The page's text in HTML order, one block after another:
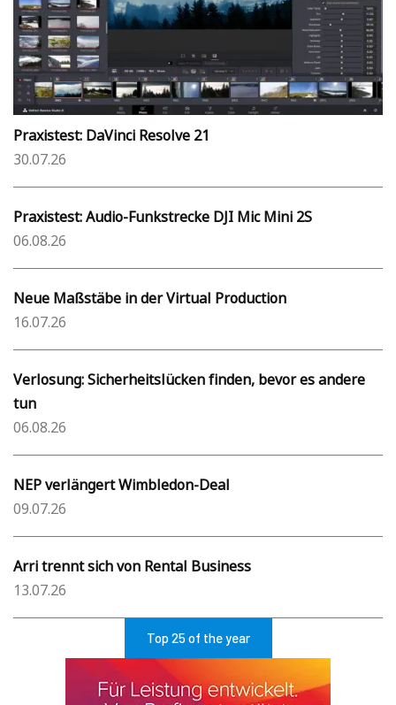
Praxistest: DaVinci Resolve 21
30.07.26
Praxistest: Audio-Funkstrecke DJI Mic Mini 2S
06.08.26
Neue Maßstäbe in der Virtual Production
16.07.26
Verlosung: Sicherheitslücken finden, bevor es andere
tun
06.08.26
NEP verlängert Wimbledon-Deal
09.07.26
Arri trennt sich von Rental Business
13.07.26
Top 25 of the year